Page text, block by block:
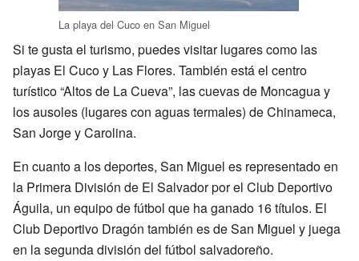
La playa del Cuco en San Miguel
Si te gusta el turismo, puedes visitar lugares como las
playas El Cuco y Las Flores. También está el centro
turístico “Altos de La Cueva”, las cuevas de Moncagua y
los ausoles (lugares con aguas termales) de Chinameca,
San Jorge y Carolina.
En cuanto a los deportes, San Miguel es representado en
la Primera División de El Salvador por el Club Deportivo
Águila, un equipo de fútbol que ha ganado 16 títulos. El
Club Deportivo Dragón también es de San Miguel y juega
en la segunda división del fútbol salvadoreño.